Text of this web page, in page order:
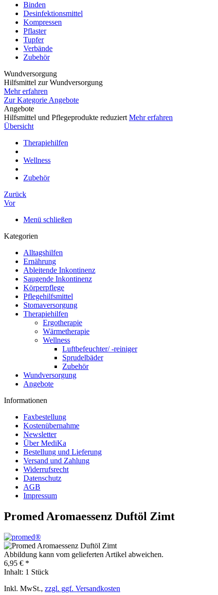
Binden
Desinfektionsmittel
Kompressen
Pflaster
Tupfer
Verbände
Zubehör
Wundversorgung
Hilfsmittel zur Wundversorgung
Mehr erfahren
Zur Kategorie Angebote
Angebote
Hilfsmittel und Pflegeprodukte reduziert Mehr erfahren
Übersicht
Therapiehilfen
Wellness
Zubehör
Zurück
Vor
Menü schließen
Kategorien
Alltagshilfen
Ernährung
Ableitende Inkontinenz
Saugende Inkontinenz
Körperpflege
Pflegehilfsmittel
Stomaversorgung
Therapiehilfen
Ergotherapie
Wärmetherapie
Wellness
Luftbefeuchter/ -reiniger
Sprudelbäder
Zubehör
Wundversorgung
Angebote
Informationen
Faxbestellung
Kostenübernahme
Newsletter
Über MediKa
Bestellung und Lieferung
Versand und Zahlung
Widerrufsrecht
Datenschutz
AGB
Impressum
Promed Aromaessenz Duftöl Zimt
Abbildung kann vom gelieferten Artikel abweichen.
6,95 € *
Inhalt: 1 Stück
Inkl. MwSt., zzgl. ggf. Versandkosten